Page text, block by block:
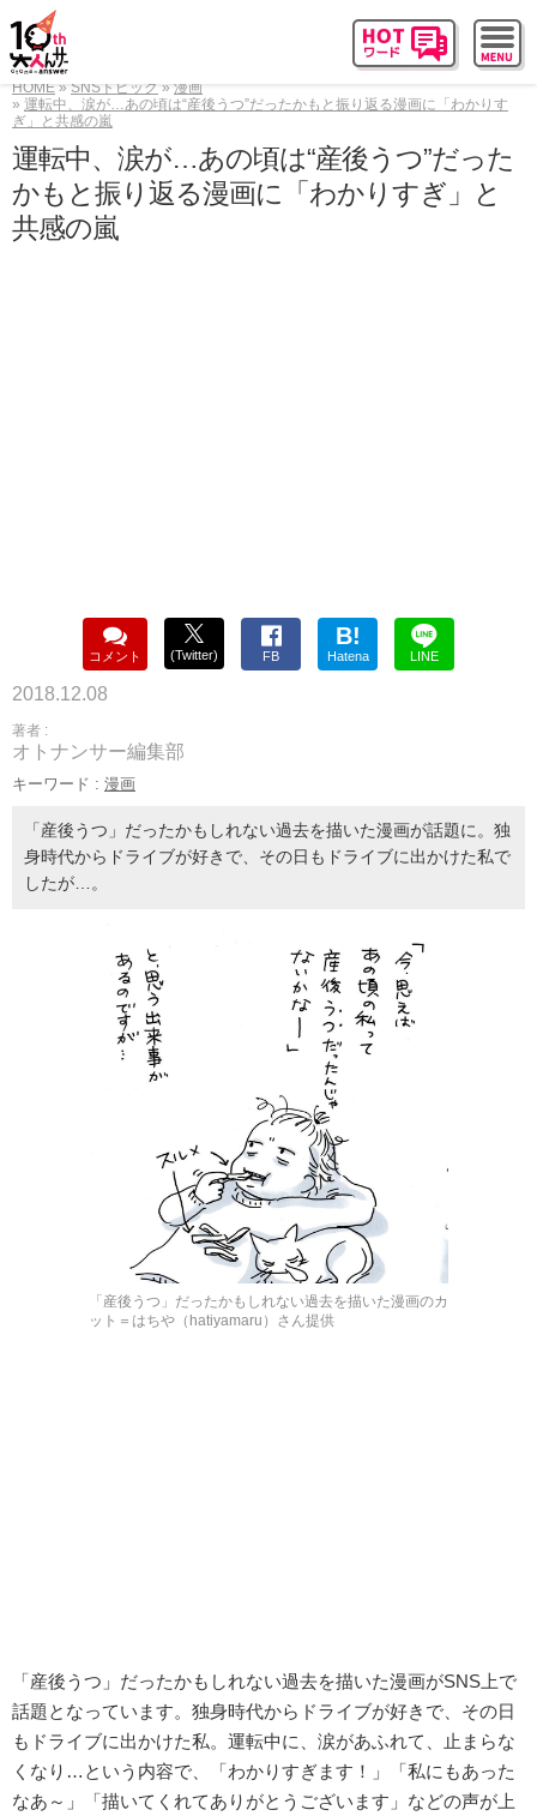
HOME SNSトピック
漫画
運転中、涙が…あの頃は“産後うつ”だったかもと振り返る漫画に「わかりす
ぎ」と共感の嵐
運転中、涙が…あの頃は“産後うつ”だった
かもと振り返る漫画に「わかりすぎ」と
共感の嵐
コメント (Twitter) FB
B!
Hatena LINE
2018.12.08
著者 :
オトナンサー編集部
キーワード : 漫画
「産後うつ」だったかもしれない過去を描いた漫画が話題に。独
身時代からドライブが好きで、その日もドライブに出かけた私で
したが…。
「産後うつ」だったかもしれない過去を描いた漫画のカ
ット＝はちや（hatiyamaru）さん提供
「産後うつ」だったかもしれない過去を描いた漫画がSNS上で
話題となっています。独身時代からドライブが好きで、その日
もドライブに出かけた私。運転中に、涙があふれて、止まらな
くなり…という内容で、「わかりすぎます！」「私にもあった
なあ～」「描いてくれてありがとうございます」などの声が上